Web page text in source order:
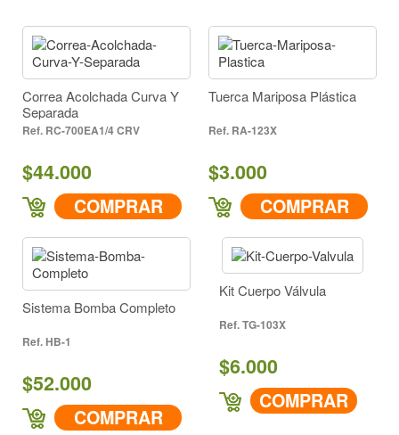
Correa Acolchada Curva Y
Separada
RC-700EA1/4 CRV
$44.000
COMPRAR
Tuerca Mariposa Plástica
RA-123X
$3.000
COMPRAR
Sistema Bomba Completo
HB-1
$52.000
COMPRAR
Kit Cuerpo Válvula
TG-103X
$6.000
COMPRAR